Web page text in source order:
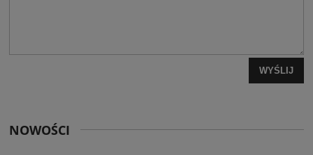
WYŚLIJ
NOWOŚCI